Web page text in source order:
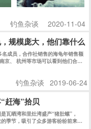
钓鱼杂谈 2020-11-04
规模庞大，他们靠什么
成员，合作社销售的海龟年销售额
京、 杭州等市场可以看到他们合作
钓鱼杂谈 2019-06-24
赶海”拾贝
瓦晒湾和里灶湾盛产“猪肚螺”，
季节，吸引了众多游客纷纷前来赶